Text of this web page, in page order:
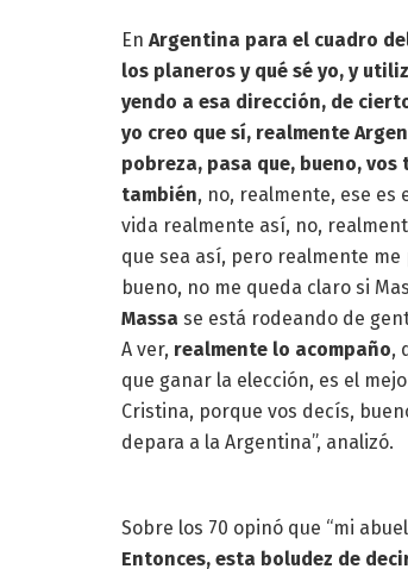
En Argentina para el cuadro
los planeros y qué sé yo, y
yendo a esa dirección, de
yo creo que sí, realmente
pobreza, pasa que, bueno,
también, no, realmente, ese
vida realmente así, no,
que sea así, pero realmente
bueno, no me queda claro si
Massa se está rodeando de
A ver, realmente lo acompaño,
que ganar la elección, es el
Cristina, porque vos decís,
depara a la Argentina”, analizó.
Sobre los 70 opinó que “mi
Entonces, esta boludez de